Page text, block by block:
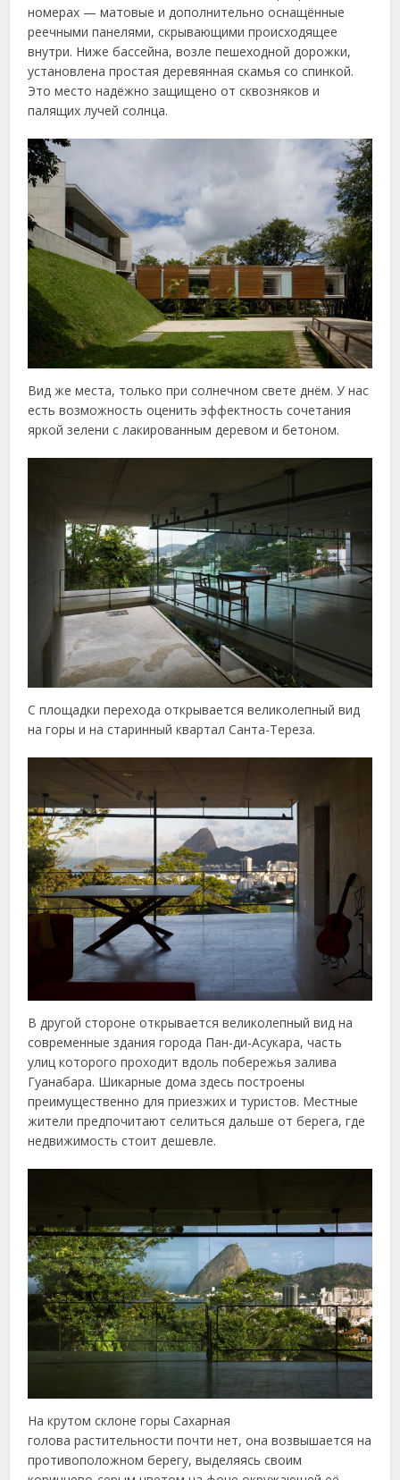
номерах — матовые и дополнительно оснащённые
реечными панелями, скрывающими происходящее
внутри. Ниже бассейна, возле пешеходной дорожки,
установлена простая деревянная скамья со спинкой.
Это место надёжно защищено от сквозняков и
палящих лучей солнца.
Вид же места, только при солнечном свете днём. У нас
есть возможность оценить эффектность сочетания
яркой зелени с лакированным деревом и бетоном.
С площадки перехода открывается великолепный вид
на горы и на старинный квартал Санта-Тереза.
В другой стороне открывается великолепный вид на
современные здания города Пан-ди-Асукара, часть
улиц которого проходит вдоль побережья залива
Гуанабара. Шикарные дома здесь построены
преимущественно для приезжих и туристов. Местные
жители предпочитают селиться дальше от берега, где
недвижимость стоит дешевле.
На крутом склоне горы Сахарная
голова растительности почти нет, она возвышается на
противоположном берегу, выделяясь своим